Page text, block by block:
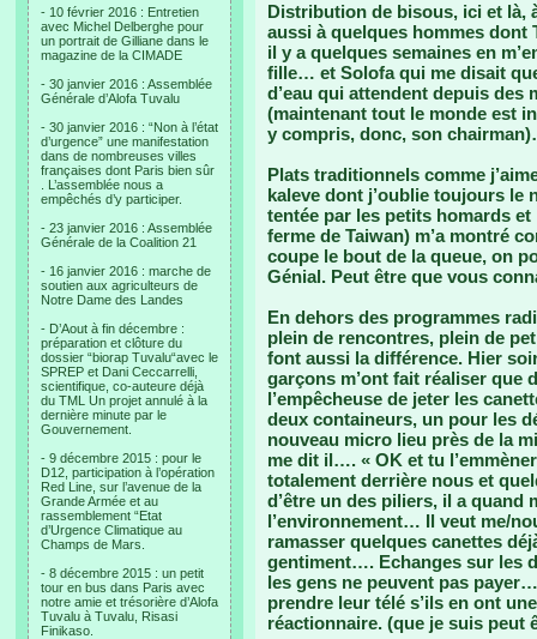
- 10 février 2016 : Entretien
avec Michel Delberghe pour
un portrait de Gilliane dans le
magazine de la CIMADE
- 30 janvier 2016 : Assemblée
Générale d’Alofa Tuvalu
- 30 janvier 2016 : “Non à l’état
d’urgence” une manifestation
dans de nombreuses villes
françaises dont Paris bien sûr
. L’assemblée nous a
empêchés d’y participer.
- 23 janvier 2016 : Assemblée
Générale de la Coalition 21
- 16 janvier 2016 : marche de
soutien aux agriculteurs de
Notre Dame des Landes
- D’Aout à fin décembre :
préparation et clôture du
dossier “biorap Tuvalu“avec le
SPREP et Dani Ceccarrelli,
scientifique, co-auteure déjà
du TML Un projet annulé à la
dernière minute par le
Gouvernement.
- 9 décembre 2015 : pour le
D12, participation à l’opération
Red Line, sur l’avenue de la
Grande Armée et au
rassemblement “Etat
d’Urgence Climatique au
Champs de Mars.
- 8 décembre 2015 : un petit
tour en bus dans Paris avec
notre amie et trésorière d’Alofa
Tuvalu à Tuvalu, Risasi
Finikaso.
Distribution de bisous, ici et là,
aussi à quelques hommes dont
il y a quelques semaines en
fille… et Solofa qui me disait
d’eau qui attendent depuis
(maintenant tout le monde est
y compris, donc, son
Plats traditionnels comme
kaleve dont j’oublie toujours le
tentée par les petits homards
ferme de Taiwan) m’a montré
coupe le bout de la queue, on
Génial. Peut être que vous
En dehors des programmes
plein de rencontres, plein de
font aussi la différence. Hier
garçons m’ont fait réaliser que
l’empêcheuse de jeter les
deux containeurs, un pour les
nouveau micro lieu près de la
me dit il…. « OK et tu
totalement derrière nous et
d’être un des piliers, il a quand
l’environnement… Il veut me/
ramasser quelques canettes
gentiment…. Echanges sur les
les gens ne peuvent pas
prendre leur télé s’ils en ont
réactionnaire. (que je suis peut